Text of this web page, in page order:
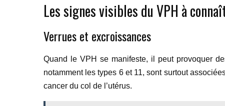
Les signes visibles du VPH à
Verrues et excroissances
Quand le VPH se manifeste, il peut provoquer
notamment les types 6 et 11, sont surtout
cancer du col de l’utérus.